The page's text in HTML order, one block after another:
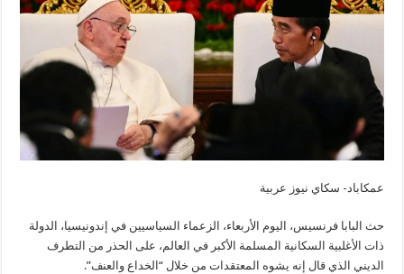
عمكاباد- سكاي نيوز عربية
حث البابا فرنسيس، اليوم الأربعاء، الزعماء السياسيين في إندونيسيا، الدولة
ذات الأغلبية السكانية المسلمة الأكبر في العالم، على الحذر من التطرف
الديني الذي قال إنه يشوه المعتقدات من خلال “الخداع والعنف”.